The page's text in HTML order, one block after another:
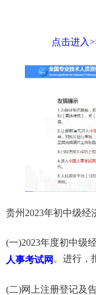
点击进入
贵州2023年初中级经
(一)2023年度初中级
人事考试网 。进行，
(二)网上注册登记及